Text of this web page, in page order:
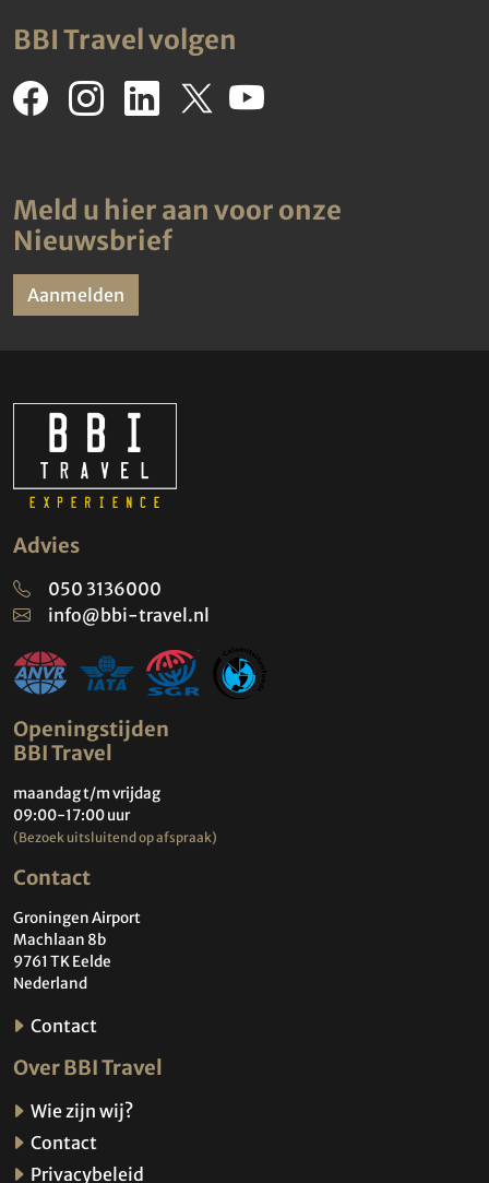
BBI Travel volgen
Meld u hier aan voor onze
Nieuwsbrief
Aanmelden
Advies
050 3136000
info@bbi-travel.nl
Openingstijden
BBI Travel
maandag t/m vrijdag
09:00-17:00 uur
(Bezoek uitsluitend op afspraak)
Contact
Groningen Airport
Machlaan 8b
9761 TK Eelde
Nederland
Contact
Over BBI Travel
Wie zijn wij?
Contact
Privacybeleid